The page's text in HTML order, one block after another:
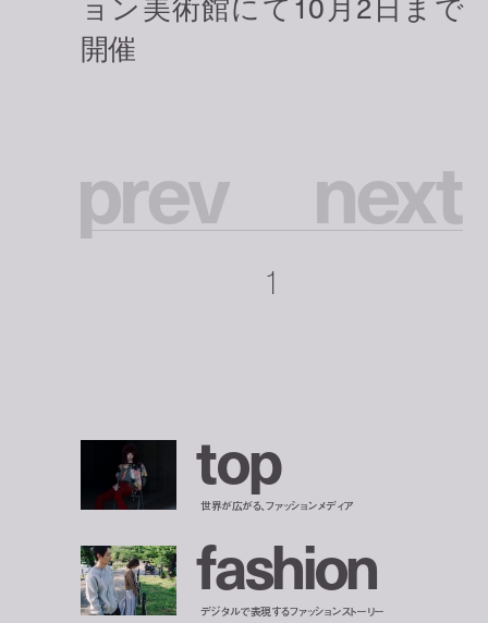
prev next
1
top
世界が広がる、ファッションメディア
fashion
デジタルで表現するファッションストーリー